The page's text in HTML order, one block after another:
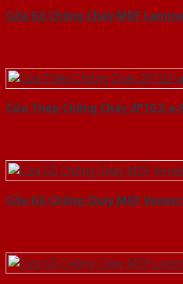
Cửa Gỗ Chống Cháy MDF
Cửa Thép Chống Cháy 2P1G2-a-
Cửa Gỗ Chống Cháy MDF